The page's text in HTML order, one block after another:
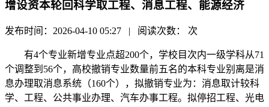
增设资本轮回科学取工程、消息工程、能源经济
发布时间：2026-04-10 05:27 | 阅读次数： 次
有4个专业新增专业点超200个，学校目次内一级学科从71
个调整到56个，高校撤销专业数量前五名的本科专业别离是消
息办理取消息系统（160个），拟撤销专业为：消息取计较科
学、工程、公共事业办理、汽车办事工程。拟停招工程、光电